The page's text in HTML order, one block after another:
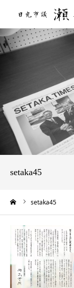
setaka45
setaka45
HOME
プロフィール
政策
活動報告
後援会のご案